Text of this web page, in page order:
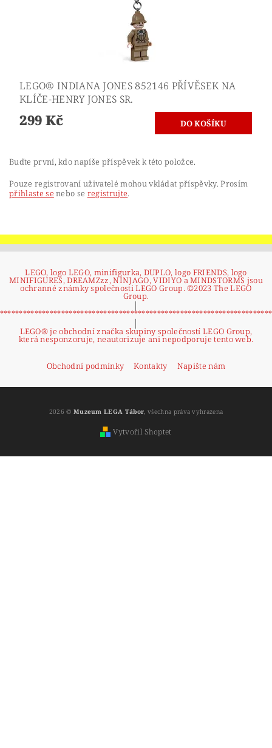
LEGO® INDIANA JONES 852146 PŘÍVĚSEK NA
KLÍČE-HENRY JONES SR.
299 Kč
Buďte první, kdo napíše příspěvek k této položce.
Pouze registrovaní uživatelé mohou vkládat příspěvky. Prosím
přihlaste se nebo se registrujte.
LEGO, logo LEGO, minifigurka, DUPLO, logo FRIENDS, logo
MINIFIGURES, DREAMZzz, NINJAGO, VIDIYO a MINDSTORMS jsou
ochranné známky společnosti LEGO Group. ©2023 The LEGO
Group.
|
|
LEGO® je obchodní značka skupiny společností LEGO Group,
která nesponzoruje, neautorizuje ani nepodporuje tento web.
Obchodní podmínky Kontakty Napište nám
2026 © Muzeum LEGA Tábor , všechna práva vyhrazena
Vytvořil Shoptet